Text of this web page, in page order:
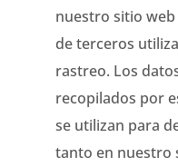
nuestro sitio web
de terceros
rastreo. Los
recopilados por
se utilizan para
tanto en nuestro